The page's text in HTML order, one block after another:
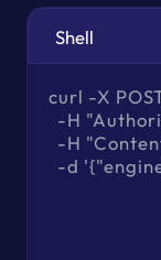
Shell
curl -X
-H
-H
-d